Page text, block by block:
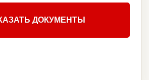
ДОКУМЕНТЫ